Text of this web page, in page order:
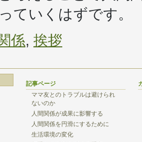
ていくはずです。
係, 挨拶
記事ページ
ママ友とのトラブルは避けられ
ないのか
人間関係が成果に影響する
人間関係を円滑にするために
生活環境の変化